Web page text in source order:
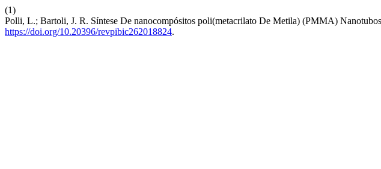
(1)
Polli, L.; Bartoli, J. R. Síntese De nanocompósitos poli(metacrilato De Metila) (PMMA)
https://doi.org/10.20396/revpibic262018824.